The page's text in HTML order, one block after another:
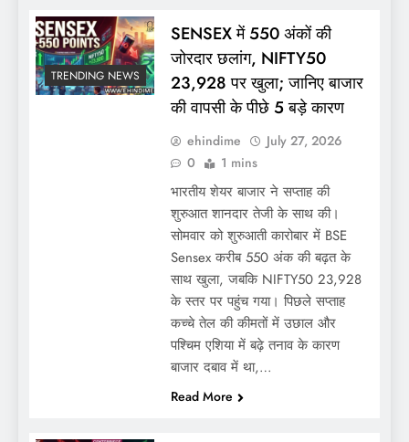
TRENDING NEWS
SENSEX में 550 अंकों की
जोरदार छलांग, NIFTY50
23,928 पर खुला; जानिए बाजार
की वापसी के पीछे 5 बड़े कारण
ehindime
July 27, 2026
0
1 mins
भारतीय शेयर बाजार ने सप्ताह की
शुरुआत शानदार तेजी के साथ की।
सोमवार को शुरुआती कारोबार में BSE
Sensex करीब 550 अंक की बढ़त के
साथ खुला, जबकि NIFTY50 23,928
के स्तर पर पहुंच गया। पिछले सप्ताह
कच्चे तेल की कीमतों में उछाल और
पश्चिम एशिया में बढ़े तनाव के कारण
बाजार दबाव में था,…
Read More